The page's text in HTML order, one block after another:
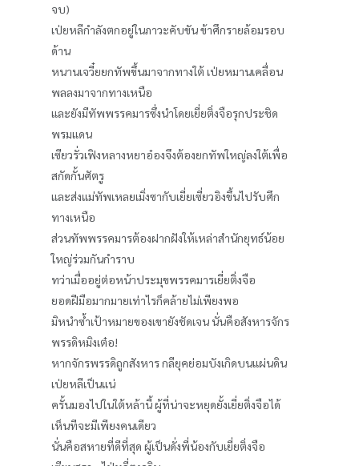
จบ)
เป่ยหลีกำลังตกอยู่ในภาวะคับขัน ข้าศึกรายล้อมรอบ
ด้าน
หนานเจวี๋ยยกทัพขึ้นมาจากทางใต้ เป่ยหมานเคลื่อน
พลลงมาจากทางเหนือ
และยังมีทัพพรรคมารซึ่งนำโดยเยี่ยติ่งจือรุกประชิด
พรมแดน
เซียวรั่วเฟิงหลางหยาอ๋องจึงต้องยกทัพใหญ่ลงใต้เพื่อ
สกัดกั้นศัตรู
และส่งแม่ทัพเหลยเมิ่งซากับเยี่ยเซี่ยวอิงขึ้นไปรับศึก
ทางเหนือ
ส่วนทัพพรรคมารต้องฝากฝังให้เหล่าสำนักยุทธ์น้อย
ใหญ่ร่วมกันกำราบ
ทว่าเมื่ออยู่ต่อหน้าประมุขพรรคมารเยี่ยติ่งจือ
ยอดฝีมือมากมายเท่าไรก็คล้ายไม่เพียงพอ
มิหนำซ้ำเป้าหมายของเขายังชัดเจน นั่นคือสังหารจักร
พรรดิหมิงเต๋อ!
หากจักรพรรดิถูกสังหาร กลียุคย่อมบังเกิดบนแผ่นดิน
เป่ยหลีเป็นแน่
ครั้นมองไปในใต้หล้านี้ ผู้ที่น่าจะหยุดยั้งเยี่ยติ่งจือได้
เห็นทีจะมีเพียงคนเดียว
นั่นคือสหายที่ดีที่สุด ผู้เป็นดั่งพี่น้องกับเยี่ยติ่งจือ